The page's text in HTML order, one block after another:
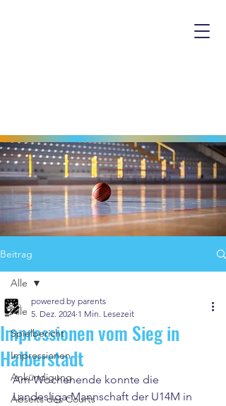
Beitrag
Alle
Spielbericht
Impressionen
Ankündigung
Abseits des Courts
Alle
Impressionen vom Sieg in
Halberstadt
powered by parents
5. Dez. 2024 1 Min. Lesezeit
Am Wochenende konnte die
Landesliga-Mannschaft der U14M in